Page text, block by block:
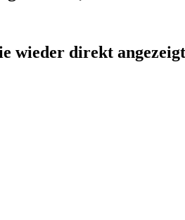
wieder direkt